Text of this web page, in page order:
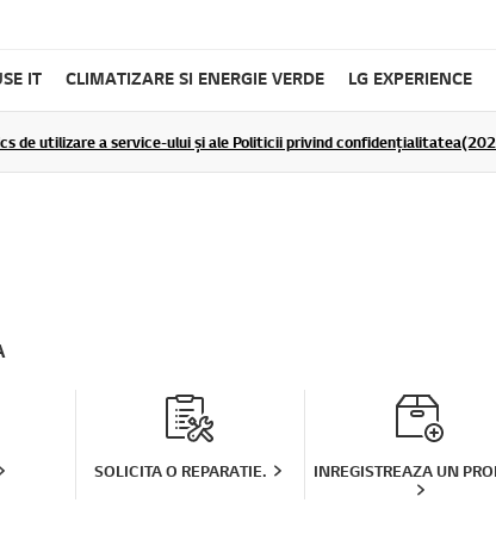
IT CLIMATIZARE SI ENERGIE VERDE LG EXPERIENCE
de utilizare a service-ului și ale Politicii privind
SOLICITA O REPARATIE. INREGISTREAZA UN